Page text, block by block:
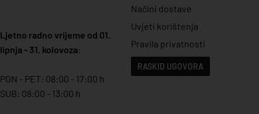
Ljetno radno vrijeme od 01.
lipnja - 31. kolovoza:
PON - PET: 08:00 - 17:00 h
SUB: 08:00 - 13:00 h
Načini dostave
Uvjeti korištenja
Pravila privatnosti
RASKID UGOVORA